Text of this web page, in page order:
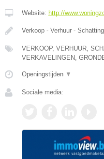
Website: http://
Verkoop - Verhuur -
VERKOOP, VERHUUR,
VERKAVELINGEN,
Openingstijden ▼
Sociale media: